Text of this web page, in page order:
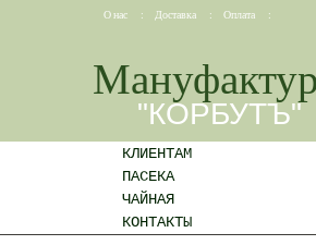
О нас : Доставка : Оплата :
"КОРБУТЪ"
КЛИЕНТАМ
ПАСЕКА
ЧАЙНАЯ
КОНТАКТЫ